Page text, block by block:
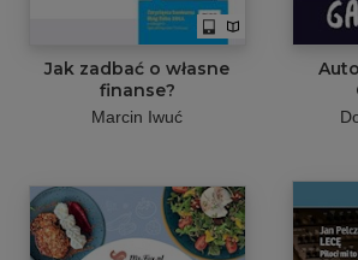
Jak zadbać o własne
finanse?
Marcin Iwuć